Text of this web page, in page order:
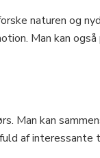
naturen og
Man kan
Man kan
af